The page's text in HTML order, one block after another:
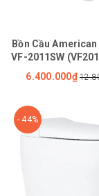
Bồn Cầu
VF-2011SW
Cơ M4A839
6.400.000₫
- 44%